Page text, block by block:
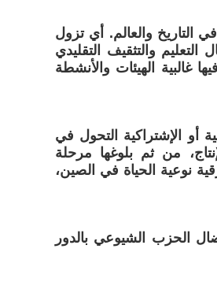
التاريخ والعالم. أي تزول
والتثقيف التقليدي
غالبية الهيئات والأنشطة
أو الإشتراكية التحول في
من ثم بلوغها مرحلة
نوعية الحياة في الصين،
الحزب الشيوعي بالدور